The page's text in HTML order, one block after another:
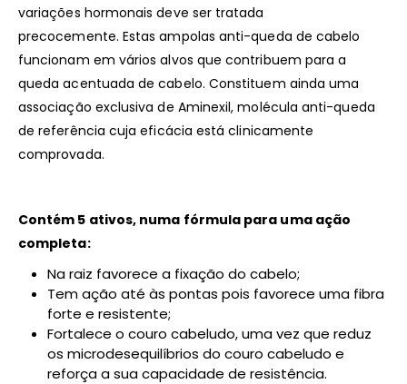
variações hormonais deve ser tratada
precocemente. Estas ampolas anti-queda de cabelo
funcionam em vários alvos que contribuem para a
queda acentuada de cabelo. Constituem ainda uma
associação exclusiva de Aminexil, molécula anti-queda
de referência cuja eficácia está clinicamente
comprovada.
Contém 5 ativos, numa fórmula para uma ação
completa:
Na raiz favorece a fixação do cabelo;
Tem ação até às pontas pois favorece uma fibra
forte e resistente;
Fortalece o couro cabeludo, uma vez que reduz
os microdesequilíbrios do couro cabeludo e
reforça a sua capacidade de resistência.